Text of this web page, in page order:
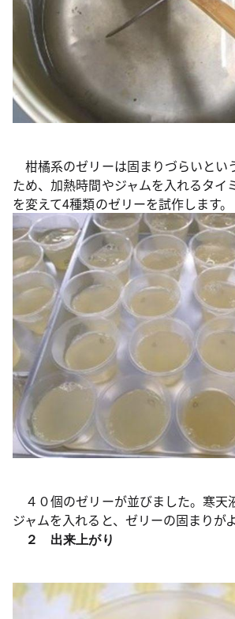
柑橘系のゼリーは固まりづらいとい
ため、加熱時間やジャムを入れるタイ
を変えて4種類のゼリーを試作します。
４０個のゼリーが並びました。寒天
ジャムを入れると、ゼリーの固まりが
２ 出来上がり